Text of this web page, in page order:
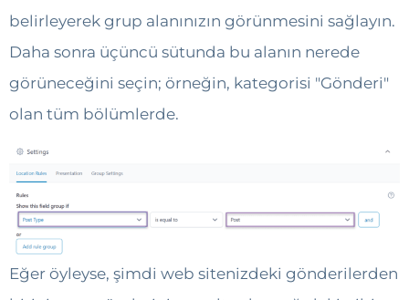
belirleyerek grup alanınızın görünmesini sağlayın.
Daha sonra üçüncü sütunda bu alanın nerede
görüneceğini seçin; örneğin, kategorisi "Gönderi"
olan tüm bölümlerde.
Eğer öyleyse, şimdi web sitenizdeki gönderilerden